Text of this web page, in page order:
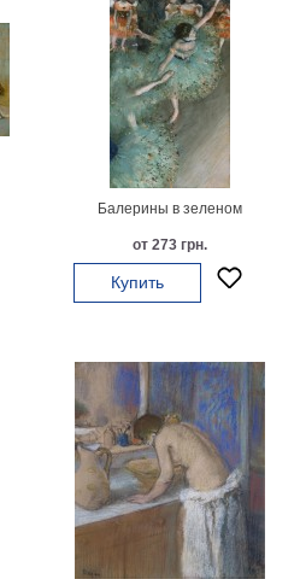
Балерины в зеленом
от 273 грн.
Купить